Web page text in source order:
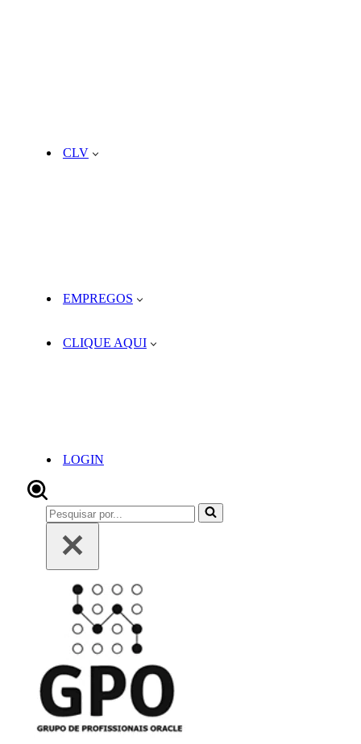
CLV
EMPREGOS
CLIQUE AQUI
LOGIN
Pesquisar
por...